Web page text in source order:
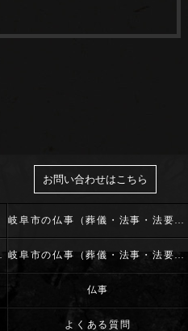
お問い合わせはこちら
岐阜市の仏事（葬儀・法事・法要）･浄土真宗本願寺派 志賀山 妙徳寺の口コミ情報
徳寺の評判 岐阜市の仏事（葬儀・法事・法要）･浄土真宗本願寺派 志賀山 妙徳寺のお客様の声
仏事
よくある質問